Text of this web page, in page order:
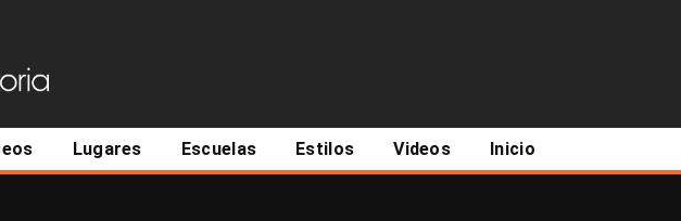
Lugares Escuelas Estilos Videos Inicio